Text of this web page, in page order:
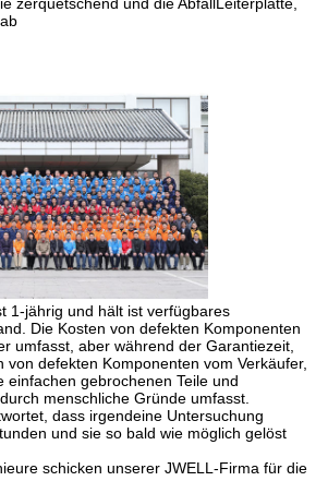
zerquetschend und die AbfallLeiterplatte,
1-jährig und hält ist verfügbares
Die Kosten von defekten Komponenten
umfasst, aber während der Garantiezeit,
von defekten Komponenten vom Verkäufer,
einfachen gebrochenen Teile und
menschliche Gründe umfasst.
dass irgendeine Untersuchung
und sie so bald wie möglich gelöst
schicken unserer JWELL-Firma für die